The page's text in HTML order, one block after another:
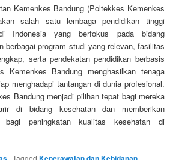
Kemenkes Bandung (Poltekkes Kemenkes
salah satu lembaga pendidikan tinggi
Indonesia yang berfokus pada bidang
berbagai program studi yang relevan, fasilitas
serta pendekatan pendidikan berbasis
Kemenkes Bandung menghasilkan tenaga
menghadapi tantangan di dunia profesional.
Bandung menjadi pilihan tepat bagi mereka
di bidang kesehatan dan memberikan
bagi peningkatan kualitas kesehatan di